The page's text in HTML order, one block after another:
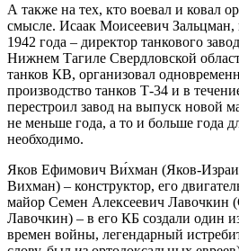
А также на тех, кто воевал и ковал
смысле. Исаак Моисеевич Зальцман,
1942 года ‒ директор танкового
Нижнем Тагиле Свердловской
танков КВ, организовал
производство танков Т-34 и в
перестроил завод на выпуск новой
не меньше года, а то и больше года
необходимо.
Яков Ефимович Ви́хман (Яков-
Вихман) – конструктор, его
майор Семен Алексеевич Лавочкин
Лавочкин) – в его КБ создали один
времен войны, легендарный